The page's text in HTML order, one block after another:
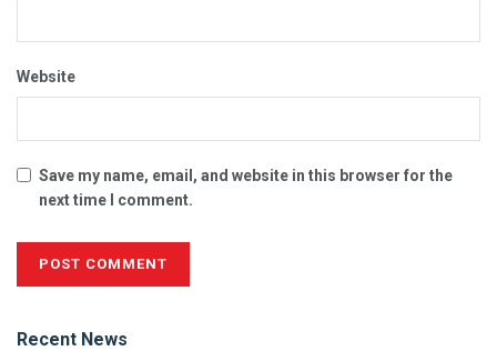
Website
Save my name, email, and website in this browser for the
next time I comment.
Recent News